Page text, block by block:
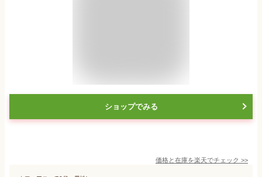
ショップでみる
価格と在庫を楽天でチェック >>